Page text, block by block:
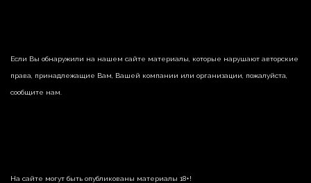
Если Вы обнаружили на нашем сайте материалы, которые нарушают авторские
права, принадлежащие Вам, Вашей компании или организации, пожалуйста,
сообщите нам.
На сайте могут быть опубликованы материалы 18+!